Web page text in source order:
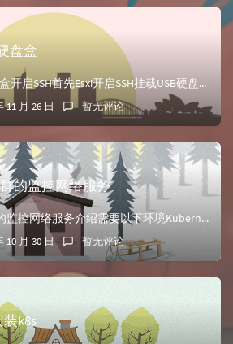
盘盒
【Esxi】添加USB硬盘盒开启SSH首先Esxi开启SSH挂载USB硬盘在没有插入USB硬盘前的操作/etc/init.d/usbarbitrator ...
11 月 26 日 暂无评论
的监控网络服务
基于Kubernetes集群的监控网络服务介绍需要以下环境Kubernetes集群Blackbox工具Grafana、Prometheus监控大致功能：通...
10 月 30 日 暂无评论
k8s